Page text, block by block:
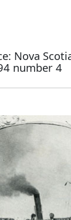
Nova
number 4